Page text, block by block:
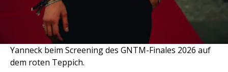
Yanneck beim Screening des GNTM-Finales 2026 auf
dem roten Teppich.